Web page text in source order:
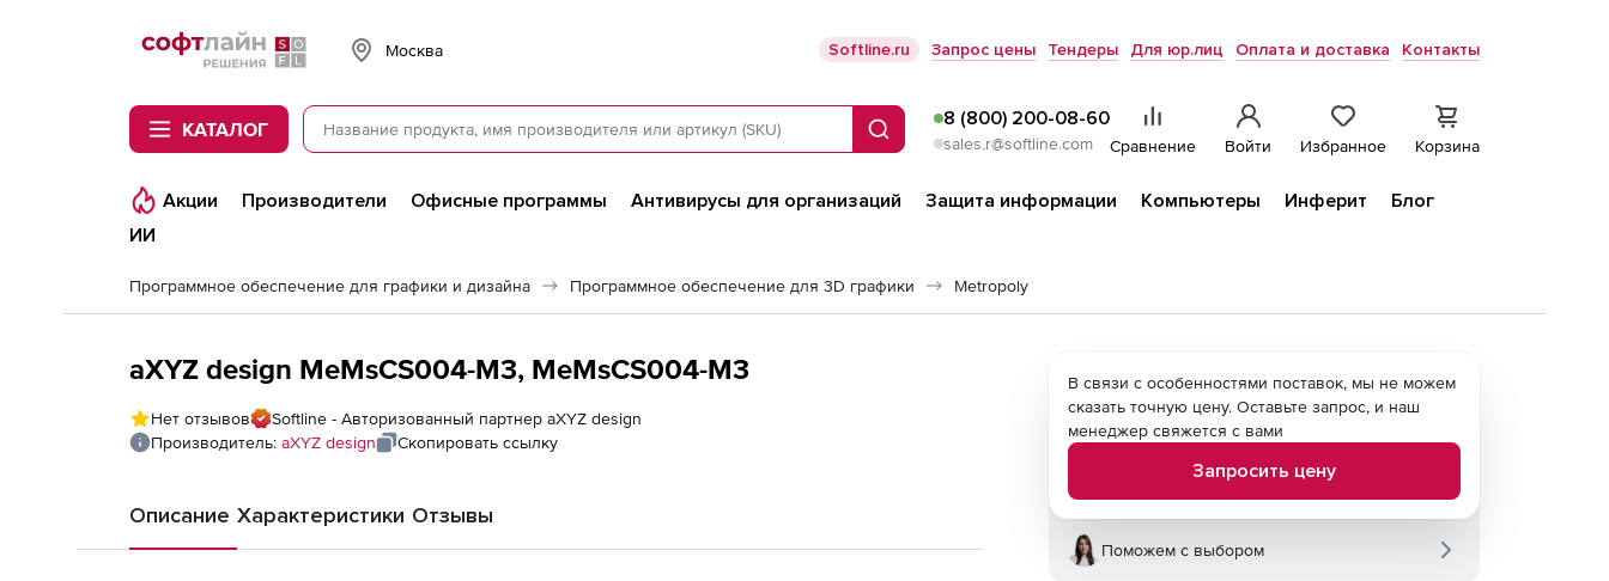
Softline
Москва Softline.ru Запрос цены Тендеры Для юр.лиц Оплата и доставка Контакты
КАТАЛОГ Поиск
8 (800) 200-08-60
sales.r@softline.com Сравнение Войти Избранное Корзина
Акции Производители Офисные программы Антивирусы для организаций Защита информации Компьютеры Инферит
Блог
ИИ
Программное обеспечение для графики и дизайна Программное обеспечение для 3D графики Metropoly
aXYZ design MeMsCS004-M3, MeMsCS004-M3
Нет отзывов
Softline - Авторизованный партнер aXYZ design
Производитель: aXYZ design Скопировать ссылку
Описание Характеристики Отзывы
В связи с особенностями поставок, мы не можем
сказать точную цену. Оставьте запрос, и наш
менеджер свяжется с вами
Запросить цену
Поможем с выбором